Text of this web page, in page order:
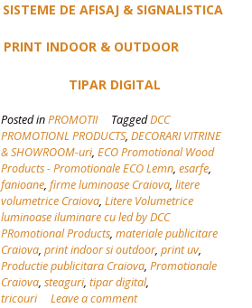
SISTEME DE AFISAJ & SIGNALISTICA
PRINT INDOOR & OUTDOOR
TIPAR DIGITAL
Posted inPROMOTII TaggedDCC
PROMOTIONL PRODUCTS, DECORARI VITRINE
& SHOWROOM-uri, ECO Promotional Wood
Products - Promotionale ECO Lemn, esarfe,
fanioane, firme luminoase Craiova, litere
volumetrice Craiova, Litere Volumetrice
luminoase iluminare cu led by DCC
PRomotional Products, materiale publicitare
Craiova, print indoor si outdoor, print uv,
Productie publicitara Craiova, Promotionale
Craiova, steaguri, tipar digital,
tricouri
Leave a comment